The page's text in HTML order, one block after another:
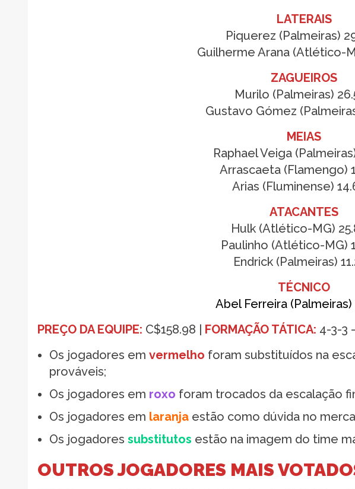
LATERAIS
Piquerez (Palmeiras)
Guilherme Arana (Atlético-
ZAGUEIROS
Murilo (Palmeiras)
Gustavo Gómez
MEIAS
Raphael Veiga
Arrascaeta (Flamengo)
Arias (Fluminense)
ATACANTES
Hulk (Atlético-MG)
Paulinho (Atlético-MG)
Endrick (Palmeiras)
TÉCNICO
Abel Ferreira (Palmeiras)
PREÇO DA EQUIPE: C$158.98 | FORMAÇÃO TÁTICA: 4-3-3
Os jogadores em vermelho foram substituídos na
prováveis;
Os jogadores em roxo foram trocados da escalação
Os jogadores em laranja estão como dúvida no
Os jogadores substitutos estão na imagem do time
OUTROS JOGADORES MAIS